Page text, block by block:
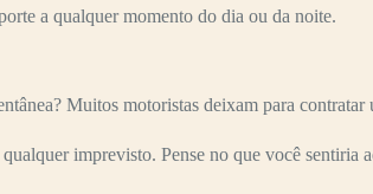
a qualquer momento do dia ou da noite.
Muitos motoristas deixam para
imprevisto. Pense no que você sentiria